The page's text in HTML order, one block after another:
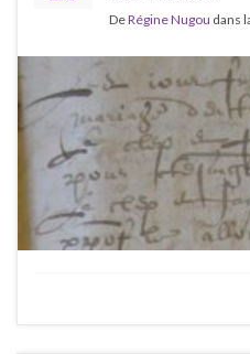
DeRégine Nugou dans